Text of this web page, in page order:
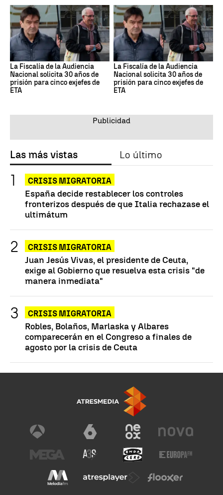
La Fiscalía de la Audiencia
Nacional solicita 30 años de
prisión para cinco exjefes de
ETA
La Fiscalía de la Audiencia
Nacional solicita 30 años de
prisión para cinco exjefes de
ETA
Las más vistas Lo último
CRISIS MIGRATORIA
España decide restablecer los controles
fronterizos después de que Italia rechazase el
ultimátum
CRISIS MIGRATORIA
Juan Jesús Vivas, el presidente de Ceuta,
exige al Gobierno que resuelva esta crisis "de
manera inmediata"
CRISIS MIGRATORIA
Robles, Bolaños, Marlaska y Albares
comparecerán en el Congreso a finales de
agosto por la crisis de Ceuta